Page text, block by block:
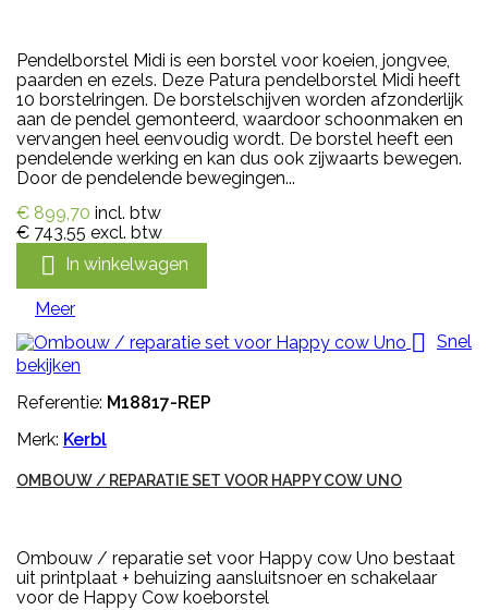
Pendelborstel Midi is een borstel voor koeien, jongvee,
paarden en ezels. Deze Patura pendelborstel Midi heeft
10 borstelringen. De borstelschijven worden afzonderlijk
aan de pendel gemonteerd, waardoor schoonmaken en
vervangen heel eenvoudig wordt. De borstel heeft een
pendelende werking en kan dus ook zijwaarts bewegen.
Door de pendelende bewegingen...
€ 899,70 incl. btw
€ 743,55 excl. btw
 In winkelwagen
Meer

Snel
bekijken
Referentie: M18817-REP
Merk: Kerbl
OMBOUW / REPARATIE SET VOOR HAPPY COW UNO
Ombouw / reparatie set voor Happy cow Uno bestaat
uit printplaat + behuizing aansluitsnoer en schakelaar
voor de Happy Cow koeborstel